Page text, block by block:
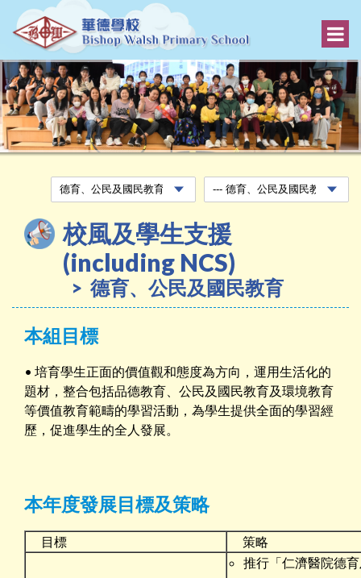
校風及學生支援
(including NCS)
德育、公民及國民教育
本組目標
• 培育學生正面的價值觀和態度為方向，運用生活化的
題材，整合包括品德教育、公民及國民教育及環境教育
等價值教育範疇的學習活動，為學生提供全面的學習經
歷，促進學生的全人發展。
本年度發展目標及策略
目標 策略
推行「仁濟醫院德